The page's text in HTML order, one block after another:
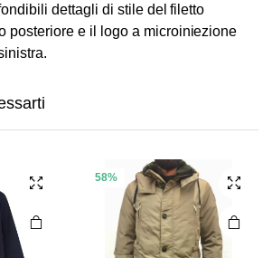
dettagli di stile del filetto
posteriore e il logo a microiniezione
Questo
possono
essere
scelte
nella
58%
Le
possono
essere
scelte
nella